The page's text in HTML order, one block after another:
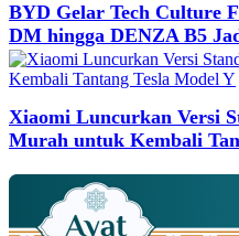
BYD Gelar Tech Culture
DM hingga DENZA B5
Xiaomi Luncurkan Versi
Murah untuk Kembali